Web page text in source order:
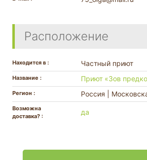
Расположение
Находится в : Частный приют
Название : Приют «Зов
Регион : Россия |
Возможна
доставка? :
да